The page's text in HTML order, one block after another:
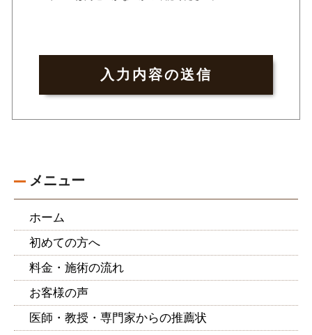
メニュー
ホーム
初めての方へ
料金・施術の流れ
お客様の声
医師・教授・専門家からの推薦状